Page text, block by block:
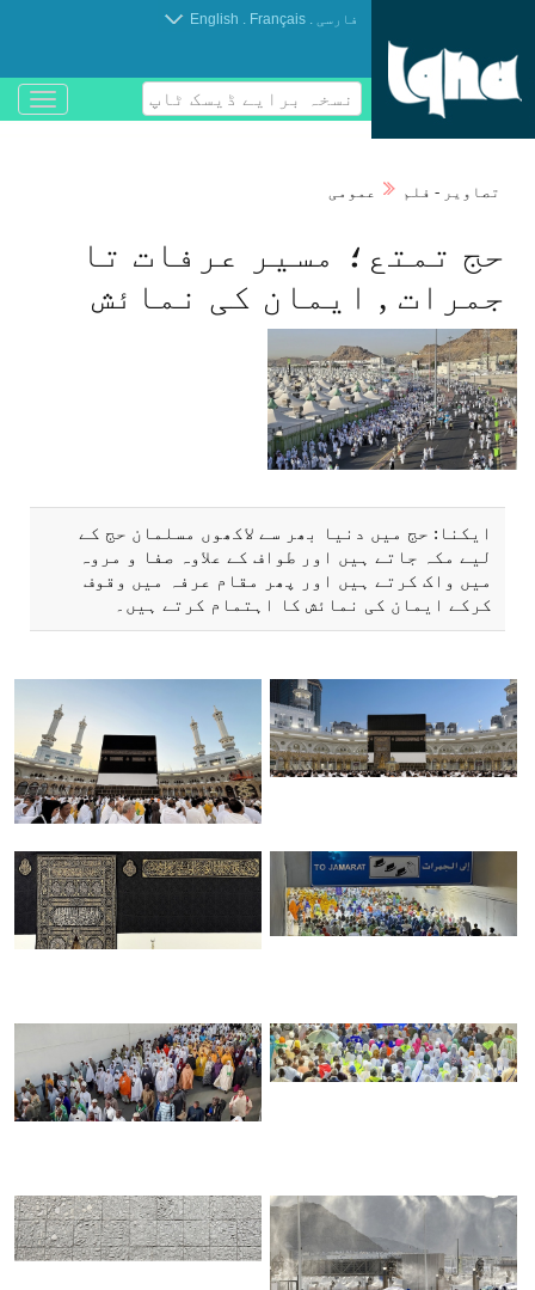
فارسی .
Français
.
English
نسخہ برایے ڈیسک ٹاپ
باز
و
تصاوير - فلم عمومی
حج تمتع؛ مسیر عرفات تا
جمرات , ایمان کی نمائش
ایکنا: حج میں دنیا بھر سے لاکھوں مسلمان حج کے
لیے مکہ جاتے ہیں اور طواف کے علاوہ صفا و مروہ
میں واک کرتے ہیں اور پھر مقام عرفہ میں وقوف
کرکے ایمان کی نمائش کا اہتمام کرتے ہیں۔